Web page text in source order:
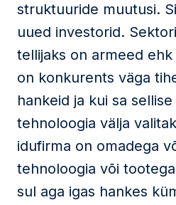
struktuuride muutusi.
uued investorid.
tellijaks on armeed ehk
on konkurents väga
hankeid ja kui sa
tehnoloogia välja
idufirma on omadega
tehnoloogia või
sul aga igas hankes